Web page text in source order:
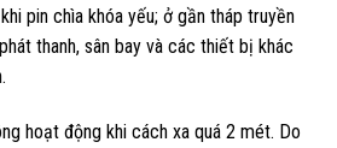
pin chìa khóa yếu; ở gần tháp truyền
thanh, sân bay và các thiết bị khác
hoạt động khi cách xa quá 2 mét. Do